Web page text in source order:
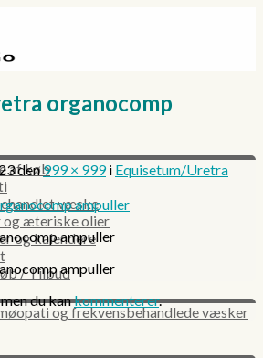
af køb
væske
og æteriske olier
og kalendere
/ Tilbud
og frekvensbehandlede væsker
organocomp
den999 × 999i Equisetum/Uretra
ampuller
ampuller
du kankommenterer.